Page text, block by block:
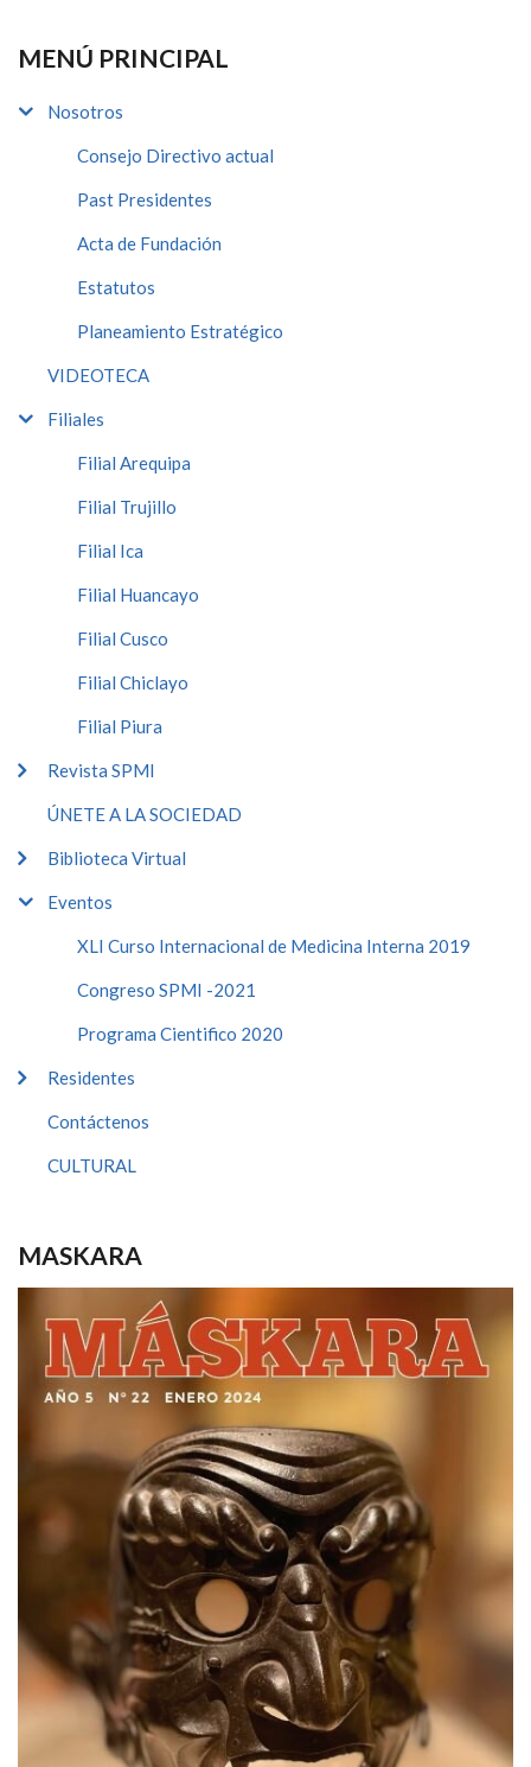
MENÚ PRINCIPAL
Nosotros
Consejo Directivo actual
Past Presidentes
Acta de Fundación
Estatutos
Planeamiento Estratégico
VIDEOTECA
Filiales
Filial Arequipa
Filial Trujillo
Filial Ica
Filial Huancayo
Filial Cusco
Filial Chiclayo
Filial Piura
Revista SPMI
ÚNETE A LA SOCIEDAD
Biblioteca Virtual
Eventos
XLI Curso Internacional de Medicina Interna 2019
Congreso SPMI -2021
Programa Cientifico 2020
Residentes
Contáctenos
CULTURAL
MASKARA